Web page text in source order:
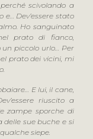
scivolando a
Dev’essere stato
Ho sanguinato
prato di fianco,
piccolo urlo… Per
prato dei vicini, mi
E lui, il cane,
riuscito a
zampe sporche di
sue buche e si
siepe.